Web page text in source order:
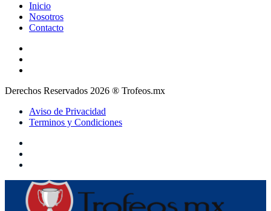
Inicio
Nosotros
Contacto
Derechos Reservados 2026 ® Trofeos.mx
Aviso de Privacidad
Terminos y Condiciones